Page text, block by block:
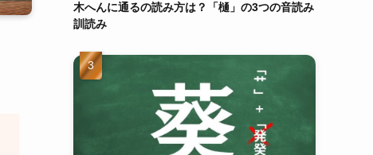
木へんに通るの読み方は？「樋」の3つの音読み
訓読み